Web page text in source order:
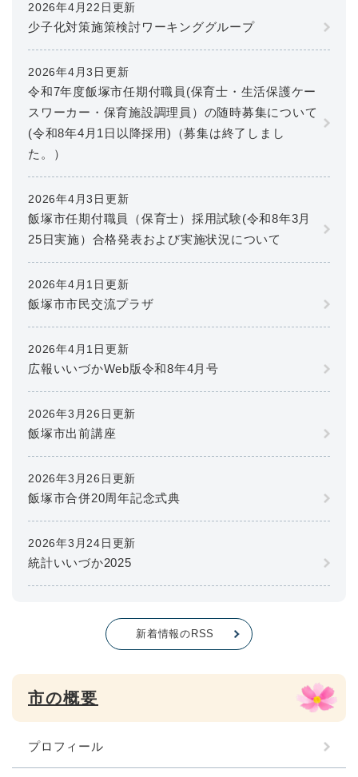
2026年4月22日更新
少子化対策施策検討ワーキンググループ
2026年4月3日更新
令和7年度飯塚市任期付職員(保育士・生活保護ケー
スワーカー・保育施設調理員）の随時募集について
(令和8年4月1日以降採用)（募集は終了しまし
た。）
2026年4月3日更新
飯塚市任期付職員（保育士）採用試験(令和8年3月
25日実施）合格発表および実施状況について
2026年4月1日更新
飯塚市市民交流プラザ
2026年4月1日更新
広報いいづかWeb版令和8年4月号
2026年3月26日更新
飯塚市出前講座
2026年3月26日更新
飯塚市合併20周年記念式典
2026年3月24日更新
統計いいづか2025
新着情報のRSS
市の概要
プロフィール